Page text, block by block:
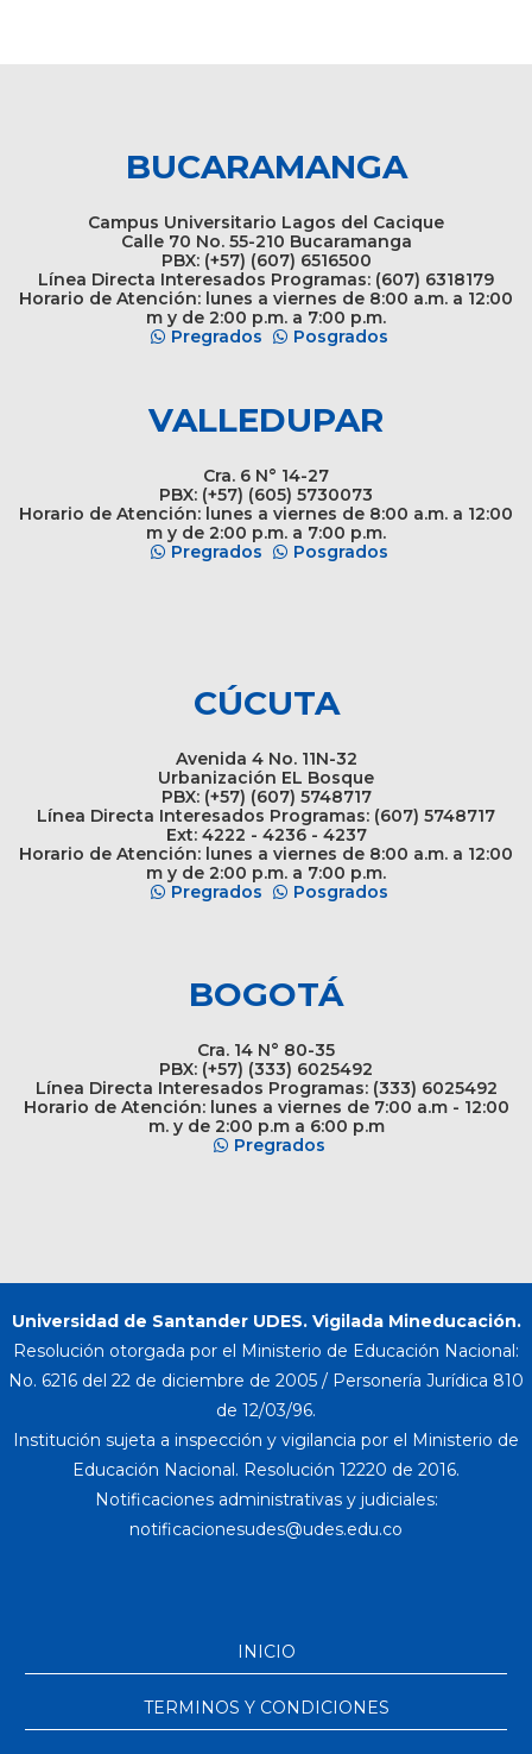
BUCARAMANGA
Campus Universitario Lagos del Cacique
Calle 70 No. 55-210 Bucaramanga
PBX: (+57) (607) 6516500
Línea Directa Interesados Programas: (607) 6318179
Horario de Atención: lunes a viernes de 8:00 a.m. a 12:00
m y de 2:00 p.m. a 7:00 p.m.
Pregrados
Posgrados
VALLEDUPAR
Cra. 6 N° 14-27
PBX: (+57) (605) 5730073
Horario de Atención: lunes a viernes de 8:00 a.m. a 12:00
m y de 2:00 p.m. a 7:00 p.m.
Pregrados
Posgrados
CÚCUTA
Avenida 4 No. 11N-32
Urbanización EL Bosque
PBX: (+57) (607) 5748717
Línea Directa Interesados Programas: (607) 5748717
Ext: 4222 - 4236 - 4237
Horario de Atención: lunes a viernes de 8:00 a.m. a 12:00
m y de 2:00 p.m. a 7:00 p.m.
Pregrados
Posgrados
BOGOTÁ
Cra. 14 N° 80-35
PBX: (+57) (333) 6025492
Línea Directa Interesados Programas: (333) 6025492
Horario de Atención: lunes a viernes de 7:00 a.m - 12:00
m. y de 2:00 p.m a 6:00 p.m
Pregrados
Universidad de Santander UDES. Vigilada Mineducación.
Resolución otorgada por el Ministerio de Educación Nacional:
No. 6216 del 22 de diciembre de 2005 / Personería Jurídica 810
de 12/03/96.
Institución sujeta a inspección y vigilancia por el Ministerio de
Educación Nacional. Resolución 12220 de 2016.
Notificaciones administrativas y judiciales:
INICIO
TERMINOS Y CONDICIONES